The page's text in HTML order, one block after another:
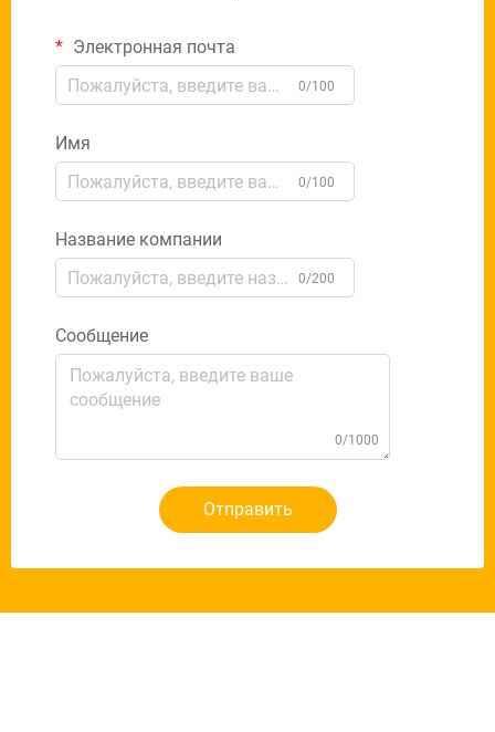
Электронная почта
0/100
Имя
0/100
Название компании
0/200
Сообщение
0/1000
Отправить